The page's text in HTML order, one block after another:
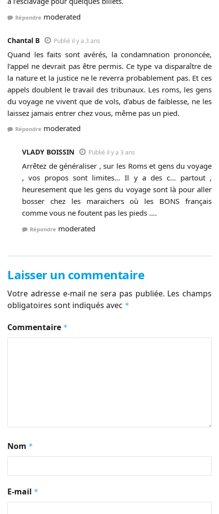
Répondre moderated
Chantal B Publié il y a 3 ans
Quand les faits sont avérés, la condamnation prononcée,
l’appel ne devrait pas être permis. Ce type va disparaître de
la nature et la justice ne le reverra probablement pas. Et ces
appels doublent le travail des tribunaux. Les roms, les gens
du voyage ne vivent que de vols, d’abus de faiblesse, ne les
laissez jamais entrer chez vous, même pas un pied.
Répondre moderated
VLADY BOISSIN Publié il y a 3 ans
Arrêtez de généraliser , sur les Roms et gens du voyage
, vos propos sont limites… Il y a des c… partout ,
heuresement que les gens du voyage sont là pour aller
bosser chez les maraichers où les BONS français
comme vous ne foutent pas les pieds ….
Répondre moderated
Laisser un commentaire
Votre adresse e-mail ne sera pas publiée. Les champs
obligatoires sont indiqués avec *
Commentaire *
Nom *
E-mail *